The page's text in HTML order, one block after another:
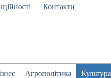
Контакти
Агрополітика Культура